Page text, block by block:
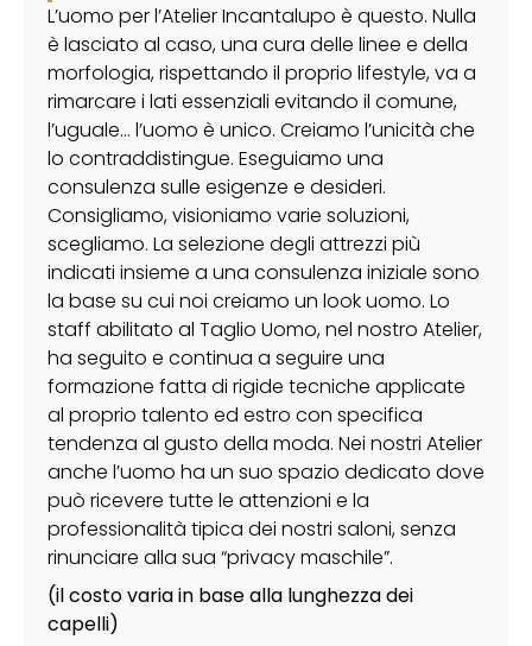
L’uomo per l’Atelier Incantalupo è questo. Nulla
è lasciato al caso, una cura delle linee e della
morfologia, rispettando il proprio lifestyle, va a
rimarcare i lati essenziali evitando il comune,
l’uguale… l’uomo è unico. Creiamo l’unicità che
lo contraddistingue. Eseguiamo una
consulenza sulle esigenze e desideri.
Consigliamo, visioniamo varie soluzioni,
scegliamo. La selezione degli attrezzi più
indicati insieme a una consulenza iniziale sono
la base su cui noi creiamo un look uomo. Lo
staff abilitato al Taglio Uomo, nel nostro Atelier,
ha seguito e continua a seguire una
formazione fatta di rigide tecniche applicate
al proprio talento ed estro con specifica
tendenza al gusto della moda. Nei nostri Atelier
anche l’uomo ha un suo spazio dedicato dove
può ricevere tutte le attenzioni e la
professionalità tipica dei nostri saloni, senza
rinunciare alla sua “privacy maschile”.
(il costo varia in base alla lunghezza dei
capelli)